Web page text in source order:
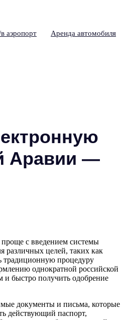
аэропорт Аренда автомобиля
Аравии —
с введением системы
различных целей, таких как
традиционную процедуру
однократной российской
и быстро получить одобрение
документы и письма, которые
действующий паспорт,